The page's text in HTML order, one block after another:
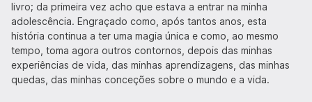
livro; da primeira vez acho que estava a entrar na minha
adolescência. Engraçado como, após tantos anos, esta
história continua a ter uma magia única e como, ao mesmo
tempo, toma agora outros contornos, depois das minhas
experiências de vida, das minhas aprendizagens, das minhas
quedas, das minhas conceções sobre o mundo e a vida.